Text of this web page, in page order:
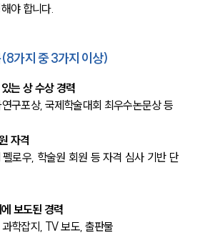
야 합니다.
가지 중 3가지 이상)
는 상 수상 경력
구포상, 국제학술대회 최우수논문상 등
자격
로우, 학술원 회원 등 자격 심사 기반 단
보도된 경력
학잡지, TV 보도, 출판물